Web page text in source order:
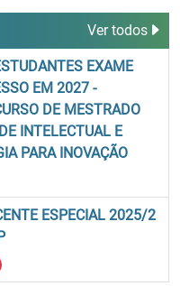
Ver todos
EXAME
EM 2027 -
DE MESTRADO
INTELECTUAL E
PARA INOVAÇÃO
ESPECIAL 2025/2